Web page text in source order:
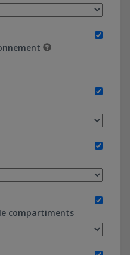
compartiments